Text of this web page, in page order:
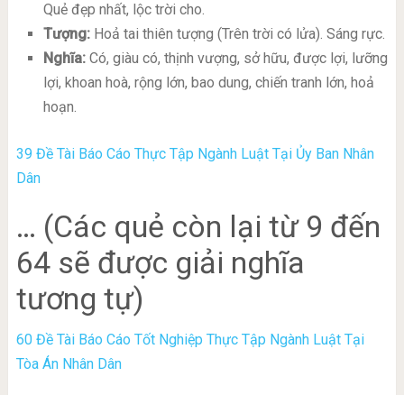
Quẻ đẹp nhất, lộc trời cho.
Tượng:Hoả tai thiên tượng (Trên trời có lửa). Sáng rực.
Nghĩa:Có, giàu có, thịnh vượng, sở hữu, được lợi, lưỡng
lợi, khoan hoà, rộng lớn, bao dung, chiến tranh lớn, hoả
hoạn.
39 Đề Tài Báo Cáo Thực Tập Ngành Luật Tại Ủy Ban Nhân
Dân
… (Các quẻ còn lại từ 9 đến
64 sẽ được giải nghĩa
tương tự)
60 Đề Tài Báo Cáo Tốt Nghiệp Thực Tập Ngành Luật Tại
Tòa Án Nhân Dân